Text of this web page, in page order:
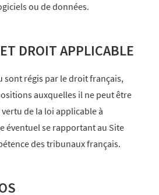
ou de données.
DROIT APPLICABLE
sont régis par le droit français,
auxquelles il ne peut être
de la loi applicable à
éventuel se rapportant au Site
des tribunaux français.